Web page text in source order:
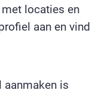
locaties en
aan en vind
aanmaken is